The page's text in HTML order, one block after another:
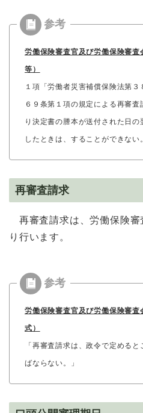
労働保険審査官及び労働保険審
等）
１項「労働者災害補償保険法第
６９条第１項の規定による再審
り決定書の謄本が送付された日
したときは、することができない
再審査請求
再審査請求は、労働保険
り行います。
労働保険審査官及び労働保険審
式）
「再審査請求は、政令で定める
ばならない。」